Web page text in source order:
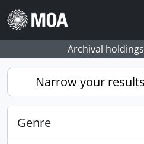
Skip to main content
Archival
Narrow your
Genre